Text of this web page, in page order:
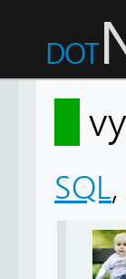
SQL,